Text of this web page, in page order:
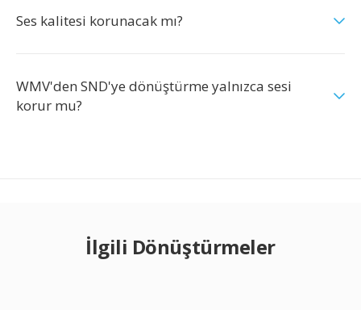
Ses kalitesi korunacak mı?
WMV'den SND'ye dönüştürme yalnızca sesi
korur mu?
İlgili Dönüştürmeler